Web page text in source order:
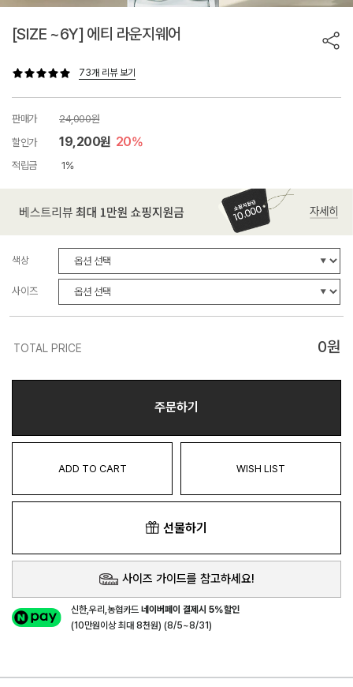
[SIZE ~6Y] 에티 라운지웨어
73개 리뷰 보기
판매가
24,000원
할인가
19,200원 20%
적립금 1%
색상
사이즈
TOTAL PRICE 0원
주문하기
ADD TO CART WISH LIST
선물하기
사이즈 가이드를 참고하세요!
신한,우리,농협카드네이버페이 결제시 5%할인
(10만원이상 최대 8천원) (8/5~8/31)